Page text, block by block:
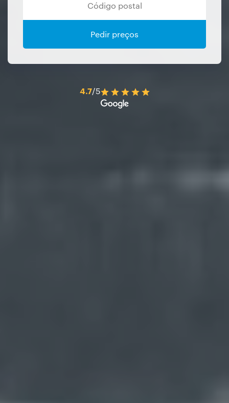
Pedir preços
4.7/5